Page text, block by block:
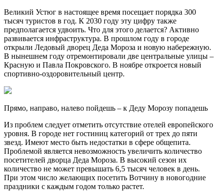
Великий Устюг в настоящее время посещает порядка 300
тысяч туристов в год. К 2030 году эту цифру также
предполагается удвоить. Что для этого делается? Активно
развивается инфраструктура. В прошлом году в городе
открыли Ледовый дворец Деда Мороза и новую набережную.
В нынешнем году отремонтировали две центральные улицы –
Красную и Павла Покровского. В ноябре откроется новый
спортивно-оздоровительный центр.
Прямо, направо, налево пойдешь – к Деду Морозу попадешь
Из проблем следует отметить отсутствие отелей европейского
уровня. В городе нет гостиниц категорий от трех до пяти
звезд. Имеют место быть недостатки в сфере общепита.
Проблемой является невозможность увеличить количество
посетителей дворца Деда Мороза. В высокий сезон их
количество не может превышать 6,5 тысяч человек в день.
При этом число желающих посетить Вотчину в новогодние
праздники с каждым годом только растет.